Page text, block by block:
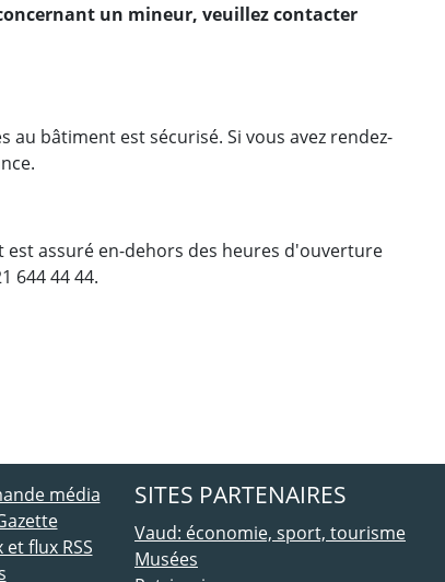
un mineur, veuillez contacter
au bâtiment est sécurisé. Si vous avez rendez-
est assuré en-dehors des heures d'ouverture
644 44 44.
média
flux RSS
SITES PARTENAIRES
Vaud: économie, sport, tourisme
Musées